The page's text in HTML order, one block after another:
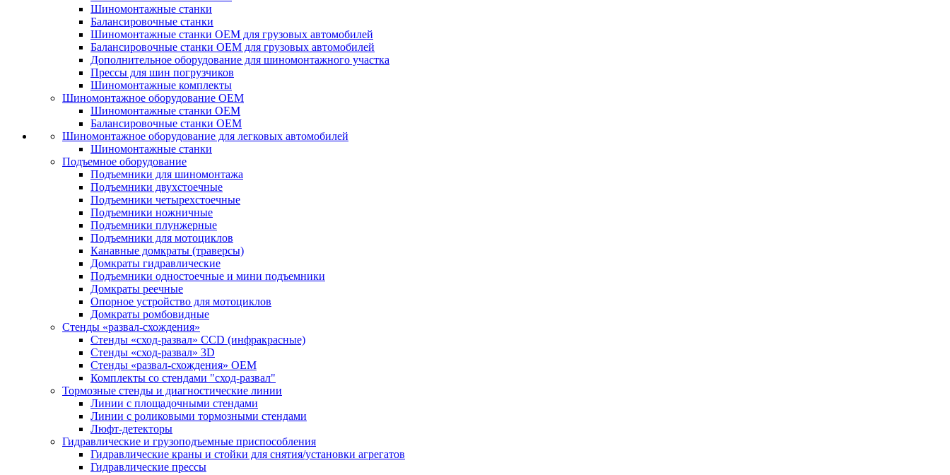
Шиномонтажные станки
Балансировочные станки
Шиномонтажные станки ОЕМ для грузовых автомобилей
Балансировочные станки ОЕМ для грузовых автомобилей
Дополнительное оборудование для шиномонтажного участка
Прессы для шин погрузчиков
Шиномонтажные комплекты
Шиномонтажное оборудование ОЕМ
Шиномонтажные станки ОЕМ
Балансировочные станки ОЕМ
Шиномонтажное оборудование для легковых автомобилей
Шиномонтажные станки
Подъемное оборудование
Подъемники для шиномонтажа
Подъемники двухстоечные
Подъемники четырехстоечные
Подъемники ножничные
Подъемники плунжерные
Подъемники для мотоциклов
Канавные домкраты (траверсы)
Домкраты гидравлические
Подъемники одностоечные и мини подъемники
Домкраты реечные
Опорное устройство для мотоциклов
Домкраты ромбовидные
Стенды «развал-схождения»
Стенды «сход-развал» CCD (инфракрасные)
Стенды «сход-развал» 3D
Стенды «развал-схождения» ОЕМ
Комплекты со стендами "сход-развал"
Тормозные стенды и диагностические линии
Линии с площадочными стендами
Линии с роликовыми тормозными стендами
Люфт-детекторы
Гидравлические и грузоподъемные приспособления
Гидравлические краны и стойки для снятия/установки агрегатов
Гидравлические прессы